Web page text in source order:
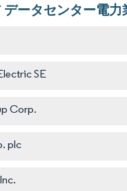
ータセンター電力
SE
Corp.
plc